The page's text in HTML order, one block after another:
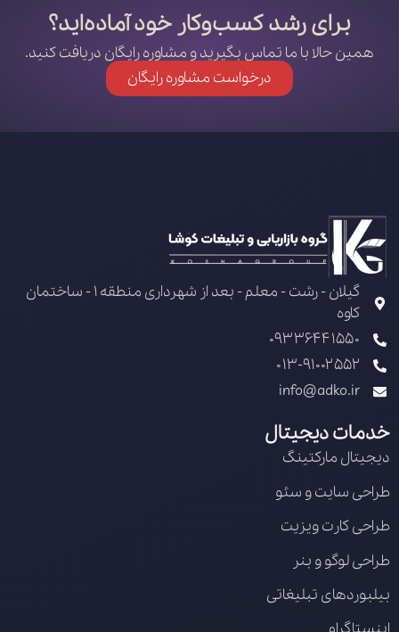
برای رشد کسب‌وکار خود آماده‌اید؟
همین حالا با ما تماس بگیرید و مشاوره رایگان دریافت کنید.
درخواست مشاوره رایگان
گیلان - رشت - معلم - بعد از شهرداری منطقه 1 - ساختمان
کاوه
09336441550
013-91002552
info@adko.ir
خدمات دیجیتال
دیجیتال مارکتینگ
طراحی سایت و سئو
طراحی کارت ویزیت
طراحی لوگو و بنر
بیلبوردهای تبلیغاتی